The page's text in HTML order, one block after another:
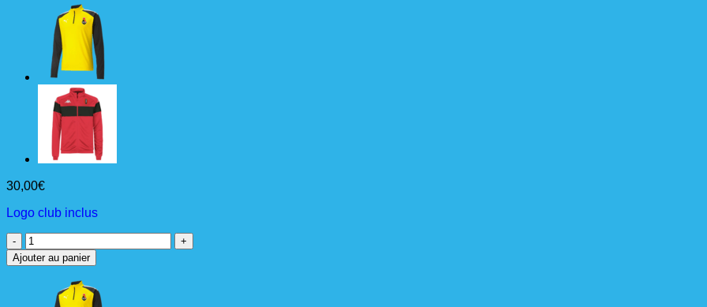
30,00€
Logo club inclus
quantité
de
BRENNO
Ajouter au panier